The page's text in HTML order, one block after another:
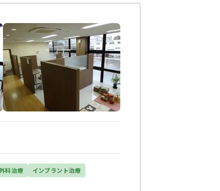
科治療 インプラント治療